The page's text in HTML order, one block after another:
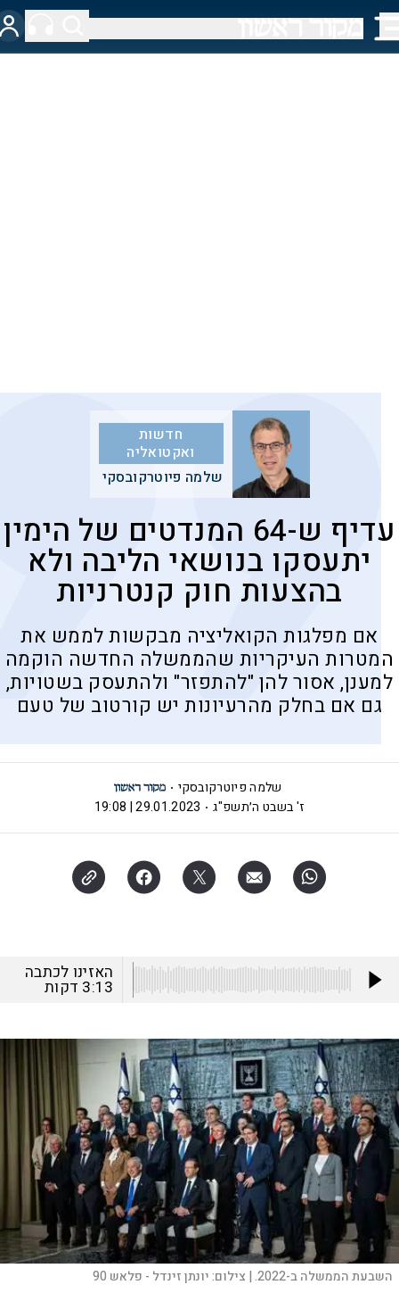
חדשות
ואקטואליה
שלמה פיוטרקובסקי
עדיף ש-64 המנדטים של הימין
יתעסקו בנושאי הליבה ולא
בהצעות חוק קנטרניות
אם מפלגות הקואליציה מבקשות לממש את
המטרות העיקריות שהממשלה החדשה הוקמה
למענן, אסור להן "להתפזר" ולהתעסק בשטויות,
גם אם בחלק מהרעיונות יש קורטוב של טעם
שלמה פיוטרקובסקי
ז' בשבט ה׳תשפ"ג
29.01.2023 | 19:08
האזינו לכתבה
3:13 דקות
השבעת הממשלה ב-2022. | צילום:יונתן זינדל - פלאש 90